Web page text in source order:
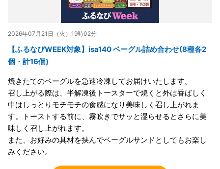
2026年07月21日（火）19時02分
【ふるなびWEEK対象】isa140 ベーグル詰め合わせ(8種各2
個・計16個)
焼きたてのベーグルを急速冷凍してお届けいたします。
召し上がる際は、半解凍後トースターで焼くと外は香ばしく
中はしっとりモチモチの食感になり美味しく召し上がれま
す。トーストする前に、霧吹きでサッと湿らせるとさらに美
味しく召し上がれます。
また、お好みの具材を挟んでベーグルサンドとしてもお楽し
みください。